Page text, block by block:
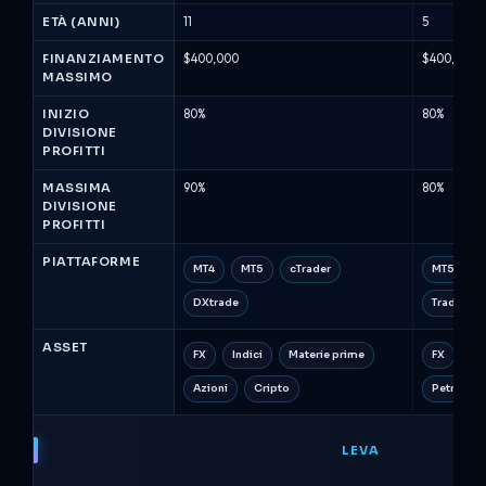
Trading
2026)
ETÀ (ANNI) 11 5
FINANZIAMENTO
MASSIMO
$400,000 $400,000
INIZIO
DIVISIONE
PROFITTI
80% 80%
MASSIMA
DIVISIONE
PROFITTI
90% 80%
PIATTAFORME MT4 MT5 cTrader
DXtrade
MT5
ASSET FX Indici Materie prime
Azioni Cripto
FX
Petrolio
LEVA